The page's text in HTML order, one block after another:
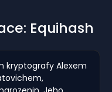
Equihash
kryptografy Alexem